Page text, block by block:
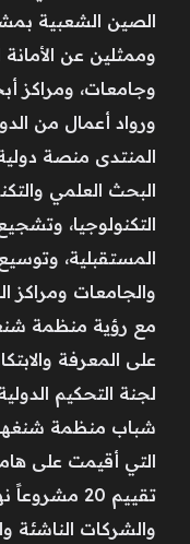
الصين الشعبية
وممثلين عن
وجامعات، ومراكز
ورواد أعمال من
المنتدى منصة
البحث العلمي
التكنولوجيا،
المستقبلية،
والجامعات ومراكز
مع رؤية منظمة
على المعرفة
لجنة التحكيم
شباب منظمة شنغهاي
التي أقيمت على
تقييم 20
والشركات الناشئة